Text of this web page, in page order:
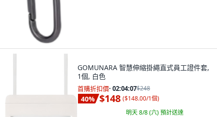
GOMUNARA 智慧伸縮掛繩直式員工證件套,
1個, 白色
首購折扣價· 02:04:05$248
40% $148 ($148.00/1個)
明天 8/8 (六)預計送達